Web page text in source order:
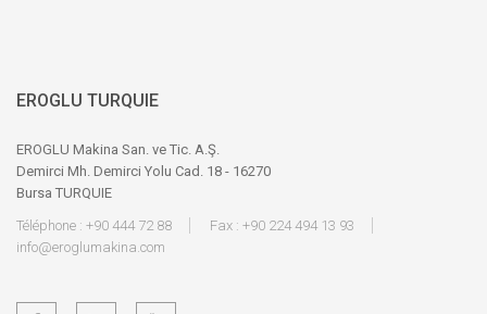
EROGLU TURQUIE
EROGLU Makina San. ve Tic. A.Ş.
Demirci Mh. Demirci Yolu Cad. 18 - 16270
Bursa TURQUIE
Téléphone : +90 444 72 88
Fax : +90 224 494 13 93
info@eroglumakina.com